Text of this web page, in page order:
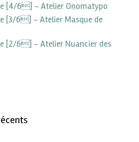
[4/6] – Atelier Onomatypo
[3/6] – Atelier Masque de
[2/6] – Atelier Nuancier des